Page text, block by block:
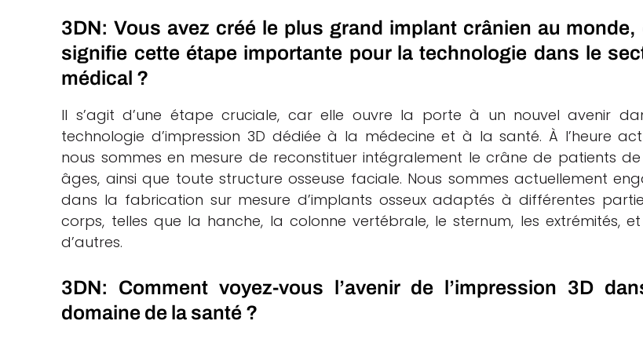
3DN: Vous avez créé le plus grand implant crânien au monde,
signifie cette étape importante pour la technologie dans le
médical ?
Il s’agit d’une étape cruciale, car elle ouvre la porte à un nouvel avenir
technologie d’impression 3D dédiée à la médecine et à la santé. À l’heure
nous sommes en mesure de reconstituer intégralement le crâne de patients
âges, ainsi que toute structure osseuse faciale. Nous sommes actuellement
dans la fabrication sur mesure d’implants osseux adaptés à différentes
corps, telles que la hanche, la colonne vertébrale, le sternum, les extrémités,
d’autres.
3DN: Comment voyez-vous l’avenir de l’impression 3D
domaine de la santé ?